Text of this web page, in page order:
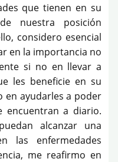
que tienen en su
nuestra posición
considero esencial
en la importancia no
si no en llevar a
les beneficie en su
ayudarles a poder
encuentran a diario.
alcanzar una
las enfermedades
me reafirmo en